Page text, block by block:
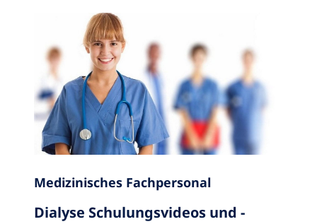
Medizinisches Fachpersonal
Dialyse Schulungsvideos und -